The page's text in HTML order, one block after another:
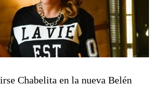
Chabelita en la nueva Belén